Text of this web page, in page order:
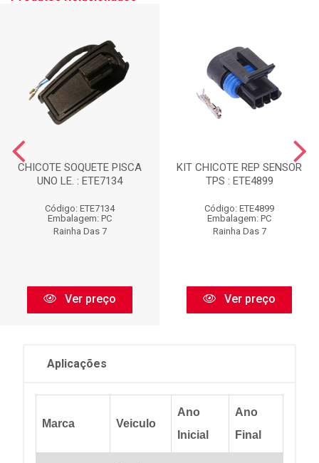
CHICOTE SOQUETE PISCA
UNO LE. : ETE7134
Código: ETE7134
Embalagem: PC
Rainha Das 7
Ver preço
KIT CHICOTE REP SENSOR
TPS : ETE4899
Código: ETE4899
Embalagem: PC
Rainha Das 7
Ver preço
Aplicações
Marca Veiculo
Ano
Inicial
Ano
Final